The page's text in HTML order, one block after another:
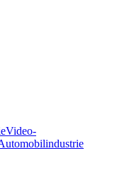
Video-